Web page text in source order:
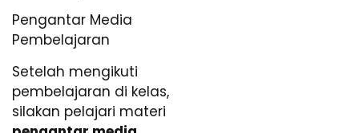
Pengantar Media
Pembelajaran
Setelah mengikuti
pembelajaran di kelas,
silakan pelajari materi